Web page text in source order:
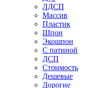
ЛДСП
Массив
Пластик
Шпон
Экошпон
С патиной
ДСП
Стоимость
Дешевые
Дорогие